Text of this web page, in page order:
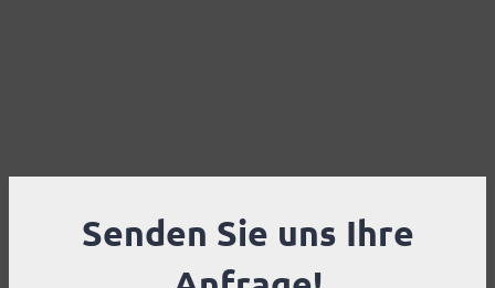
Senden Sie uns Ihre